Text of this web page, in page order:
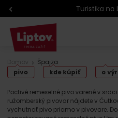
Atrakcie na Liptove
Špajza
pivo
kde kúpiť o
Poctivé remeselné pivo varené v
ružomberský pivovar nájdete v
vychutnať pivo priamo v pivovare.